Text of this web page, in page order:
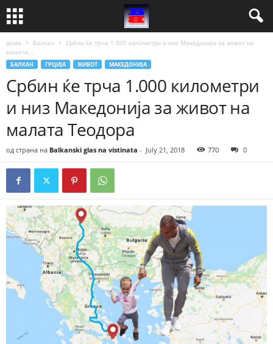
дома Балкан
Србин ќе трча 1.000 километри и низ Македонија за живот на
малата...
БАЛКАН ГРЦИЈА ЖИВОТ МАКЕДОНИЈА
Србин ќе трча 1.000 километри
и низ Македонија за живот на
малата Теодора
од страна на Balkanski glas na vistinata - July 21, 2018 770 0